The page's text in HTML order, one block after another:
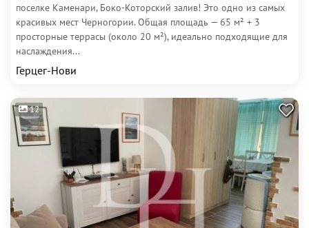
поселке Каменари, Боко-Которский залив! Это одно из самых
красивых мест Черногории. Общая площадь — 65 м² + 3
просторные террасы (около 20 м²), идеально подходящие для
наслаждения...
Герцег-Нови
12